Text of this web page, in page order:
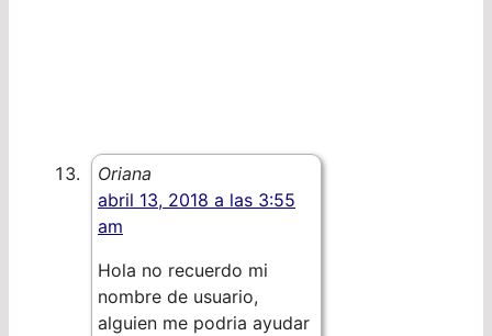
Oriana
abril 13, 2018 a las 3:55
am
Hola no recuerdo mi
nombre de usuario,
alguien me podria ayudar